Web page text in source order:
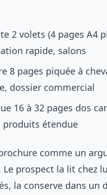
2 volets (4 pages A4
rapide, salons
8 pages piquée à
dossier commercial
16 à 32 pages dos
produits étendue
comme un
Le prospect la lit chez
la conserve dans un